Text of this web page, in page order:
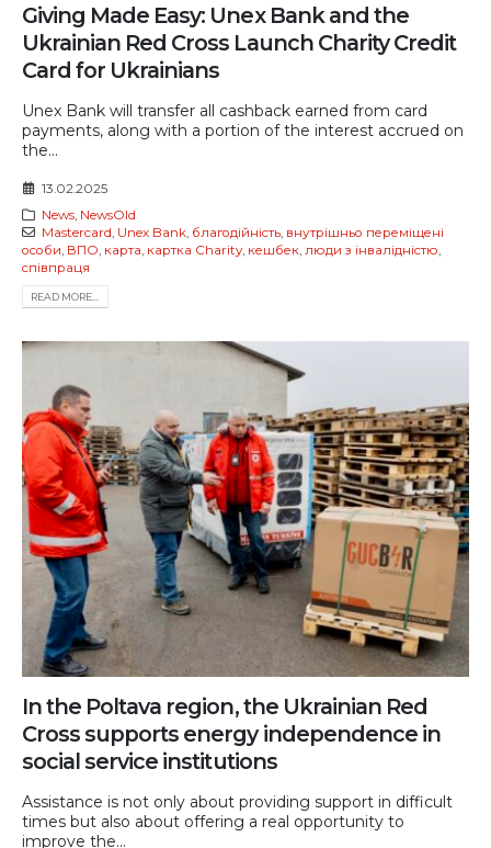
Giving Made Easy: Unex Bank and the
Ukrainian Red Cross Launch Charity Credit
Card for Ukrainians
Unex Bank will transfer all cashback earned from card
payments, along with a portion of the interest accrued on
the...
13.02.2025
News, NewsOld
Mastercard, Unex Bank, благодійність, внутрішньо переміщені
особи, ВПО, карта, картка Charity, кешбек, люди з інвалідністю,
співпраця
READ MORE...
In the Poltava region, the Ukrainian Red
Cross supports energy independence in
social service institutions
Assistance is not only about providing support in difficult
times but also about offering a real opportunity to
improve the...